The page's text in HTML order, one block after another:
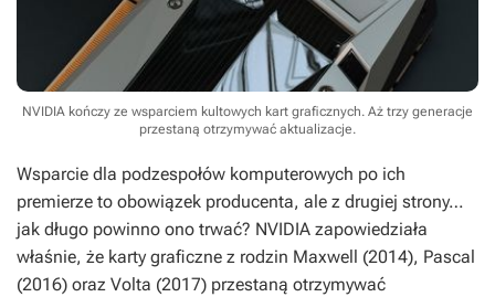
NVIDIA kończy ze wsparciem kultowych kart graficznych. Aż trzy generacje
przestaną otrzymywać aktualizacje.
Wsparcie dla podzespołów komputerowych po ich
premierze to obowiązek producenta, ale z drugiej strony…
jak długo powinno ono trwać? NVIDIA zapowiedziała
właśnie, że karty graficzne z rodzin Maxwell (2014), Pascal
(2016) oraz Volta (2017) przestaną otrzymywać